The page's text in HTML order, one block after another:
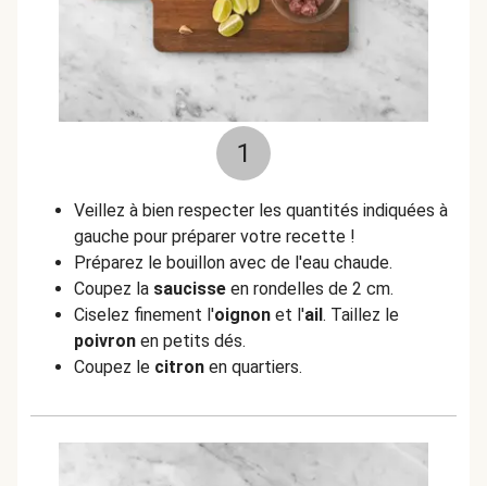
1
Veillez à bien respecter les quantités indiquées à
gauche pour préparer votre recette !
Préparez le bouillon avec de l'eau chaude.
Coupez la saucisse en rondelles de 2 cm.
Ciselez finement l'oignon et l'ail. Taillez le
poivron en petits dés.
Coupez le citron en quartiers.